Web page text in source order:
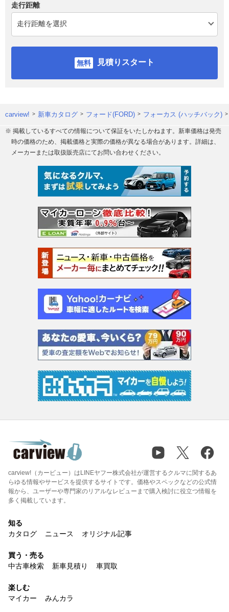
走行距離
見積りスタート
carview! 新車カタログ フォード(FORD) フォーカス (ハッチバック)
※ 掲載しているすべての情報について保証をいたしかねます。新車価格は発売
時の価格のため、掲載価格と実際の価格が異なる場合があります。詳細は、
メーカーまたは取扱販売店にてお問い合わせください。
carview!（カービュー）はLINEヤフー株式会社が運営するクルマに関するあ
らゆる情報やサービスを提供するサイトです。価格やスペックなどの公式情
報から、ユーザーや専門家のリアルなレビューまで購入検討に役立つ情報を
多く掲載しています。
知る
カタログ
ニュース オリジナル記事
買う・売る
中古車検索
新車見積り 車買取
楽しむ
マイカー
みんカラ